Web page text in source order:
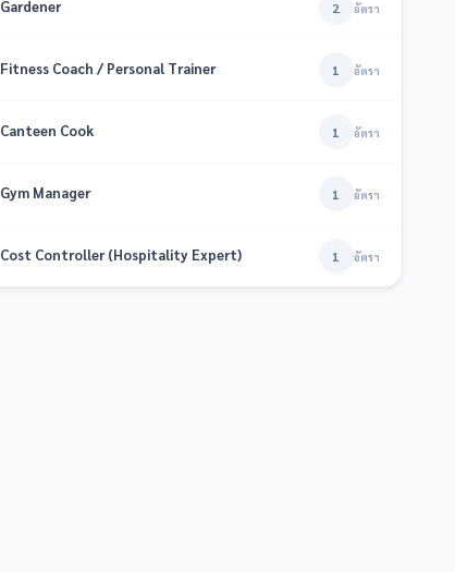
Gardener 2 อัตรา
Fitness Coach / Personal Trainer 1 อัตรา
Canteen Cook 1 อัตรา
Gym Manager 1 อัตรา
Cost Controller (Hospitality Expert) 1 อัตรา